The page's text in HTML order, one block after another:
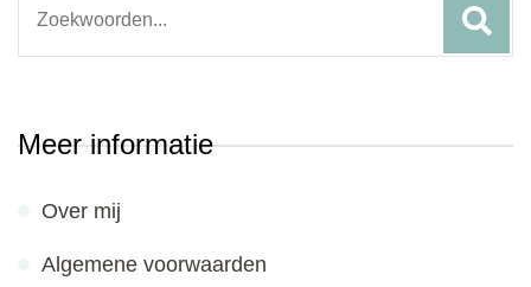
Meer informatie
Over mij
Algemene voorwaarden